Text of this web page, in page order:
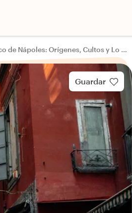
Tour Histórico de Nápoles: Orígenes, Cultos y Lo Más Destacado
Guardar